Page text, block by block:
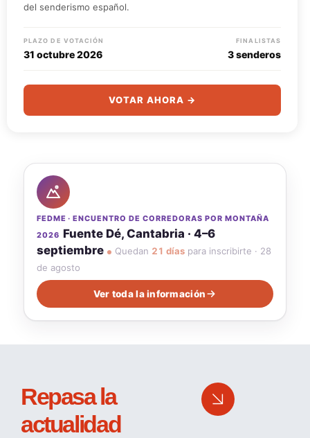
del senderismo español.
PLAZO DE VOTACIÓN
31 octubre 2026
FINALISTAS
3 senderos
VOTAR AHORA →
FEDME · ENCUENTRO DE CORREDORAS POR MONTAÑA
2026 Fuente Dé, Cantabria · 4–6
septiembre
Quedan 21 días para inscribirte · 28
de agosto
Ver toda la información
Repasa la
actualidad